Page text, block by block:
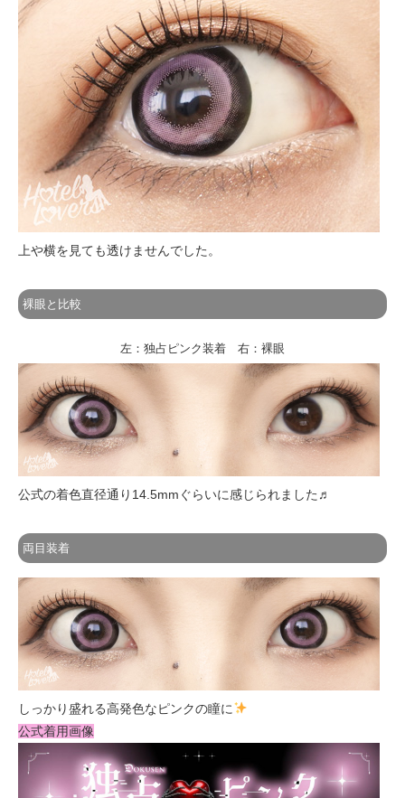
上や横を見ても透けませんでした。
裸眼と比較
左：独占ピンク装着 右：裸眼
公式の着色直径通り14.5mmぐらいに感じられました♬
両目装着
しっかり盛れる高発色なピンクの瞳に
公式着用画像